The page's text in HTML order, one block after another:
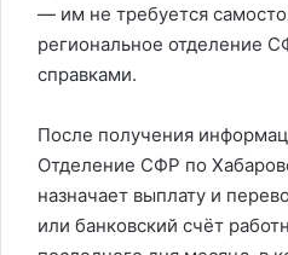
— им не требуется
региональное отделение
справками.
После получения
Отделение СФР по
назначает выплату и
или банковский счёт